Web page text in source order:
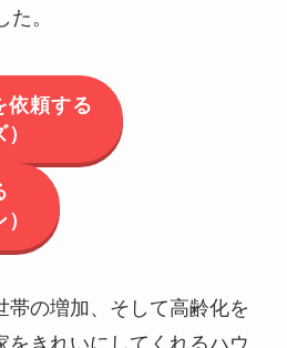
。
依頼する
帯の増加、そして高齢化を
をきれいにしてくれるハウ